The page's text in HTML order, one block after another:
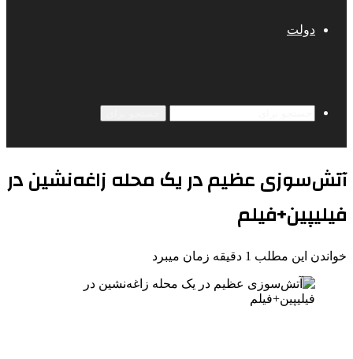
دولت
آتش‌سوزی عظیم در یک محله زاغه‌نشین در
فیلیپین+فیلم
خواندن این مطلب 1 دقیقه زمان میبرد